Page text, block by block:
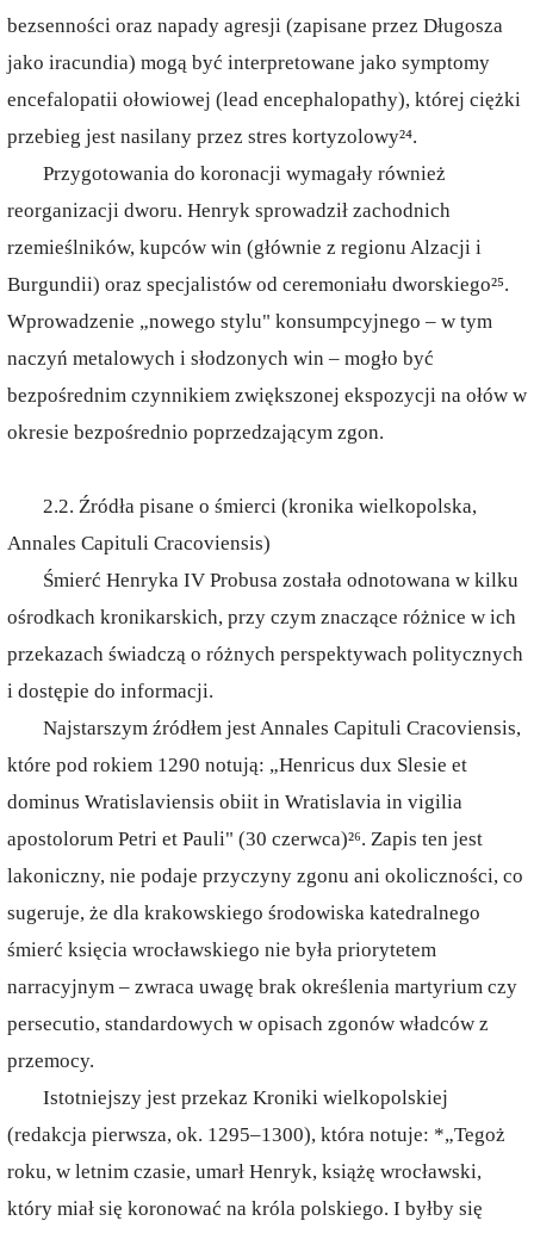
bezsenności oraz napady agresji (zapisane przez Długosza
jako iracundia) mogą być interpretowane jako symptomy
encefalopatii ołowiowej (lead encephalopathy), której ciężki
przebieg jest nasilany przez stres kortyzolowy²⁴.
Przygotowania do koronacji wymagały również
reorganizacji dworu. Henryk sprowadził zachodnich
rzemieślników, kupców win (głównie z regionu Alzacji i
Burgundii) oraz specjalistów od ceremoniału dworskiego²⁵.
Wprowadzenie „nowego stylu" konsumpcyjnego – w tym
naczyń metalowych i słodzonych win – mogło być
bezpośrednim czynnikiem zwiększonej ekspozycji na ołów w
okresie bezpośrednio poprzedzającym zgon.
2.2. Źródła pisane o śmierci (kronika wielkopolska,
Annales Capituli Cracoviensis)
Śmierć Henryka IV Probusa została odnotowana w kilku
ośrodkach kronikarskich, przy czym znaczące różnice w ich
przekazach świadczą o różnych perspektywach politycznych
i dostępie do informacji.
Najstarszym źródłem jest Annales Capituli Cracoviensis,
które pod rokiem 1290 notują: „Henricus dux Slesie et
dominus Wratislaviensis obiit in Wratislavia in vigilia
apostolorum Petri et Pauli" (30 czerwca)²⁶. Zapis ten jest
lakoniczny, nie podaje przyczyny zgonu ani okoliczności, co
sugeruje, że dla krakowskiego środowiska katedralnego
śmierć księcia wrocławskiego nie była priorytetem
narracyjnym – zwraca uwagę brak określenia martyrium czy
persecutio, standardowych w opisach zgonów władców z
przemocy.
Istotniejszy jest przekaz Kroniki wielkopolskiej
(redakcja pierwsza, ok. 1295–1300), która notuje: *„Tegoż
roku, w letnim czasie, umarł Henryk, książę wrocławski,
który miał się koronować na króla polskiego. I byłby się